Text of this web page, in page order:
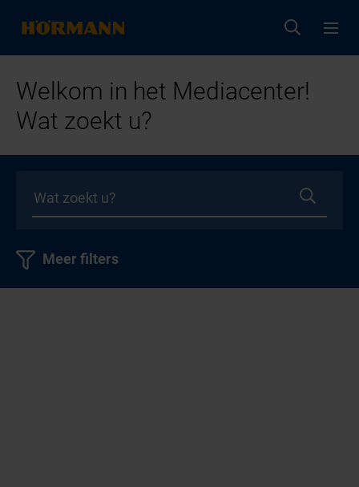
Welkom in het Mediacenter!
Wat zoekt u?
Meer filters